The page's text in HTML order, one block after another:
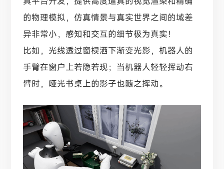
的物理模拟，仿真情景与真实世界之间的域差
异非常小，感知和交互的细节极为真实！
比如，光线透过窗棂洒下渐变光影，机器人的
手臂在窗户上若隐若现；当机器人轻轻挥动右
臂时，哑光书桌上的影子也随之挥动。